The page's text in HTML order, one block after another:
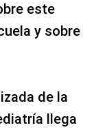
este
y sobre
de la
llega